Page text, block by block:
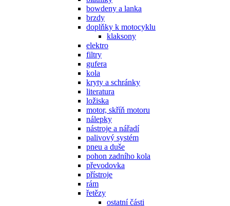
bowdeny a lanka
brzdy
doplňky k motocyklu
klaksony
elektro
filtry
gufera
kola
kryty a schránky
literatura
ložiska
motor, skříň motoru
nálepky
nástroje a nářadí
palivový systém
pneu a duše
pohon zadního kola
převodovka
přístroje
rám
řetězy
ostatní části